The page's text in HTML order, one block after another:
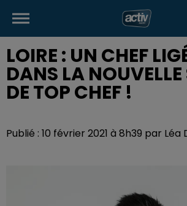
LOIRE : UN CHEF
DANS LA
DE TOP CHEF !
Publié : 10 février 2021 à 8h39 par Léa